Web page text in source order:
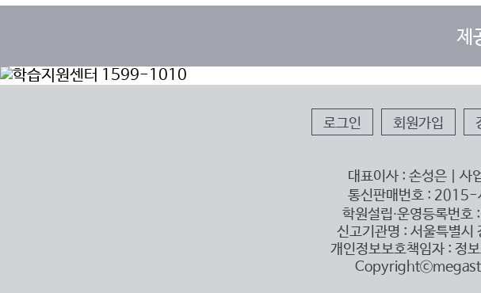
제
로그인 회원가입
대표이사 : 손성은 |
통신판매번호 :
학원설립∙운영등록번
신고기관명 : 서울특별시
개인정보보호책임자 : 정